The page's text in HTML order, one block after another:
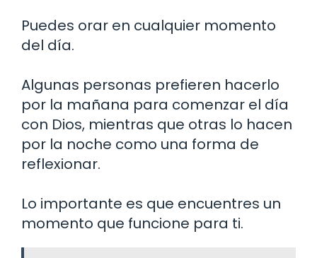
Puedes orar en cualquier momento
del día.
Algunas personas prefieren hacerlo
por la mañana para comenzar el día
con Dios, mientras que otras lo hacen
por la noche como una forma de
reflexionar.
Lo importante es que encuentres un
momento que funcione para ti.